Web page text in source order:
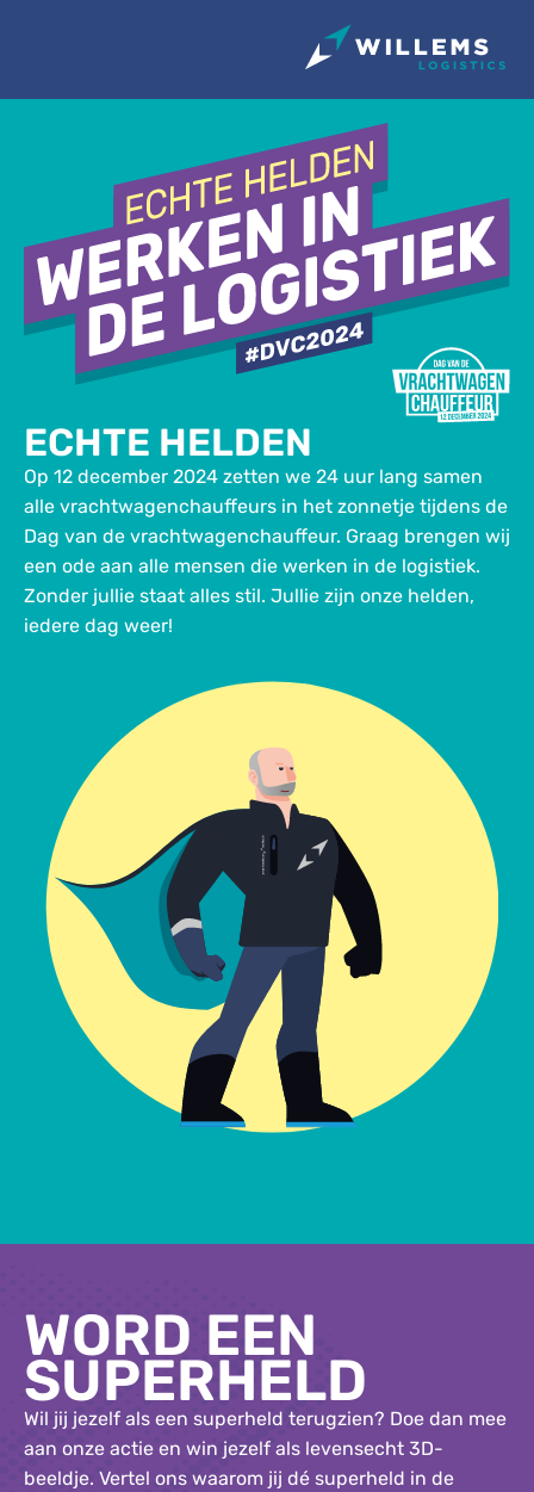
ECHTE HELDEN
Op 12 december 2024 zetten we 24 uur lang samen
alle vrachtwagenchauffeurs in het zonnetje tijdens de
Dag van de vrachtwagenchauffeur. Graag brengen wij
een ode aan alle mensen die werken in de logistiek.
Zonder jullie staat alles stil. Jullie zijn onze helden,
iedere dag weer!
WORD EEN
SUPERHELD
Wil jij jezelf als een superheld terugzien? Doe dan mee
aan onze actie en win jezelf als levensecht 3D-
beeldje. Vertel ons waarom jij dé superheld in de